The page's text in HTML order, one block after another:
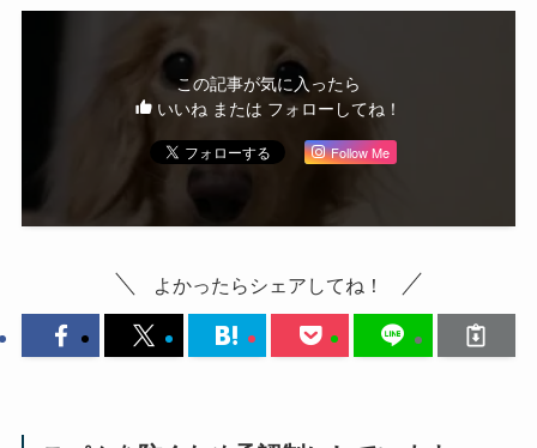
この記事が気に入ったら
いいね または フォローしてね！
Follow Me
よかったらシェアしてね！